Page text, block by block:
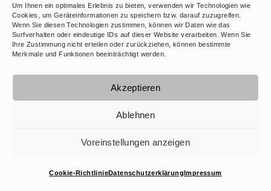
Um Ihnen ein optimales Erlebnis zu bieten, verwenden wir Technologien wie
Cookies, um Geräteinformationen zu speichern bzw. darauf zuzugreifen.
Wenn Sie diesen Technologien zustimmen, können wir Daten wie das
Surfverhalten oder eindeutige IDs auf dieser Website verarbeiten. Wenn Sie
Ihre Zustimmung nicht erteilen oder zurückziehen, können bestimmte
Merkmale und Funktionen beeinträchtigt werden.
Akzeptieren
Ablehnen
Voreinstellungen anzeigen
Cookie-RichtlinieDatenschutzerklärungImpressum